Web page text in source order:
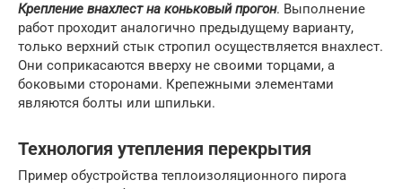
Крепление внахлест на коньковый прогон. Выполнение
работ проходит аналогично предыдущему варианту,
только верхний стык стропил осуществляется внахлест.
Они соприкасаются вверху не своими торцами, а
боковыми сторонами. Крепежными элементами
являются болты или шпильки.
Технология утепления перекрытия
Пример обустройства теплоизоляционного пирога